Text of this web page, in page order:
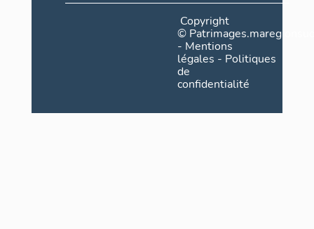
Copyright
©
- Mentions
légales - Politiques
de
confidentialité